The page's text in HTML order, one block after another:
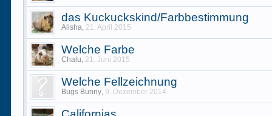
das Kuckuckskind/Farbbestimmung
Alisha, 21. April 2015
Welche Farbe
Chalu, 21. Juni 2015
Welche Fellzeichnung
Bugs Bunny, 9. Dezember 2014